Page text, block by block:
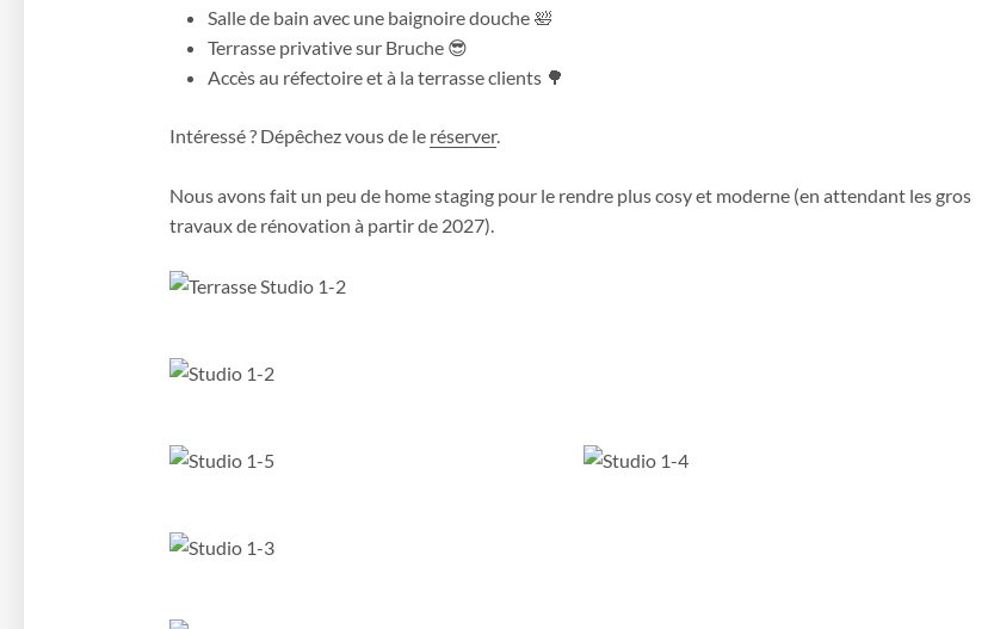
Salle de bain avec une baignoire douche 🛀
Terrasse privative sur Bruche 😎
Accès au réfectoire et à la terrasse clients 🌳
Intéressé ? Dépêchez vous de le réserver.
Nous avons fait un peu de home staging pour le rendre plus cosy et moderne (en attendant les gros
travaux de rénovation à partir de 2027).